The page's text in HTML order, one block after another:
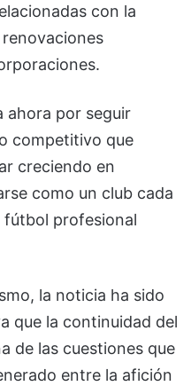
con la
ahora por seguir
competitivo que
creciendo en
como un club cada
fútbol profesional
la noticia ha sido
que la continuidad del
de las cuestiones que
entre la afición